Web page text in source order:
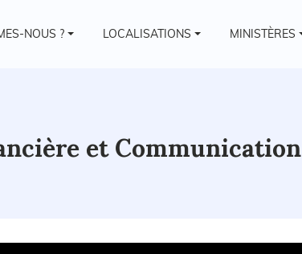
NOUS ? LOCALISATIONS MINISTÈRES
et Communication